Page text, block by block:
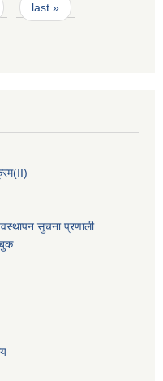
last »
(II)
सुचना प्रणाली